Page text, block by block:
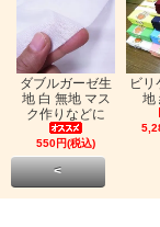
ダブルガーゼ生
地 白 無地 マス
ク作りなどに
550円(税込)
ビリ
地
<